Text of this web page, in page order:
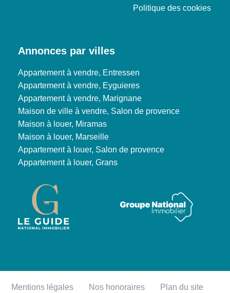
Politique des cookies
Annonces par villes
Appartement à vendre, Entressen
Appartement à vendre, Eyguieres
Appartement à vendre, Marignane
Maison de ville à vendre, Salon de provence
Maison à louer, Miramas
Maison à louer, Marseille
Appartement à louer, Salon de provence
Appartement à louer, Grans
Mentions légales Nos honoraires Plan du site